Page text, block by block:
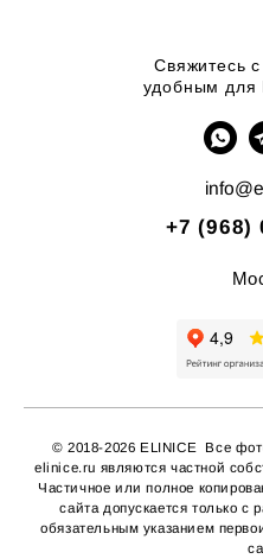
Свяжитесь
удобным для
+7 (968)
© 2018-2026 ELINICE Все
elinice.ru являются частной
Частичное или полное
сайта допускается только с
обязательным указанием